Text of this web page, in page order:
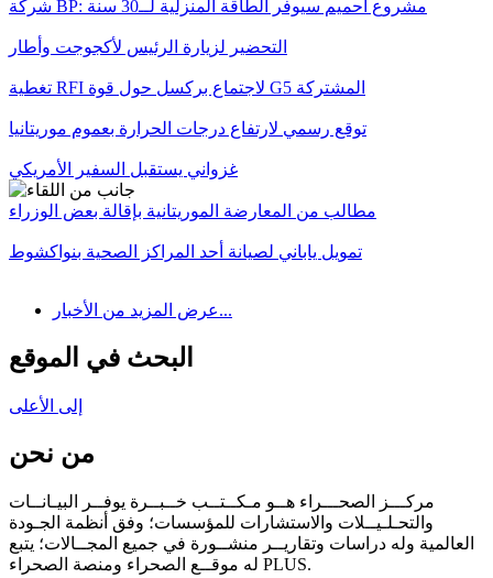
شركة BP: مشروع آحميم سيوفر الطاقة المنزلية لــ30 سنة
التحضير لزيارة الرئيس لأكجوجت وأطار
تغطية RFI لاجتماع بركسل حول قوة G5 المشتركة
توقع رسمي لارتفاع درجات الحرارة بعموم موريتانيا
غزواني يستقبل السفير الأمريكي
مطالب من المعارضة الموريتانية بإقالة بعض الوزراء
تمويل ياباني لصيانة أحد المراكز الصحية بنواكشوط
عرض المزيد من الأخبار...
البحث في الموقع
إلى الأعلى
من نحن
مركـــز الصحـــراء هــو مـكــتــب خــبــرة يوفــر البيـانــات
والتحـلـيــلات والاستشارات للمؤسسات؛ وفق أنظمة الجـودة
العالمية وله دراسات وتقاريــر منشــورة في جميع المجــالات؛ يتبع
له موقــع الصحراء ومنصة الصحراء PLUS.